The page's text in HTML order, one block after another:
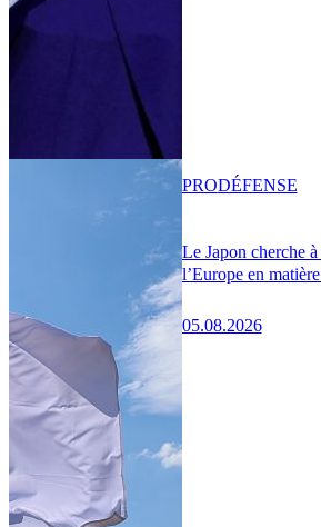
Le Japon cherche
l’Europe en
05.08.2026
PRODÉFENSE